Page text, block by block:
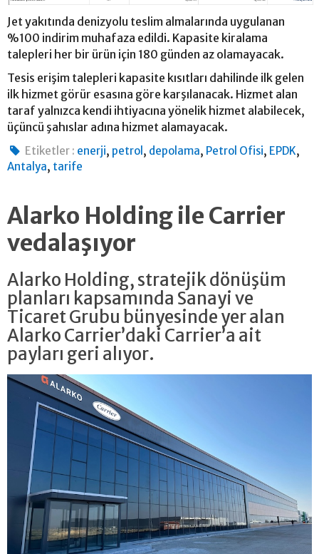
Jet yakıtında denizyolu teslim almalarında uygulanan
%100 indirim muhafaza edildi. Kapasite kiralama
talepleri her bir ürün için 180 günden az olamayacak.
Tesis erişim talepleri kapasite kısıtları dahilinde ilk gelen
ilk hizmet görür esasına göre karşılanacak. Hizmet alan
taraf yalnızca kendi ihtiyacına yönelik hizmet alabilecek,
üçüncü şahıslar adına hizmet alamayacak.
Etiketler : enerji, petrol , depolama, Petrol Ofisi, EPDK,
Antalya, tarife
Alarko Holding ile Carrier
vedalaşıyor
Alarko Holding, stratejik dönüşüm
planları kapsamında Sanayi ve
Ticaret Grubu bünyesinde yer alan
Alarko Carrier’daki Carrier’a ait
payları geri alıyor.